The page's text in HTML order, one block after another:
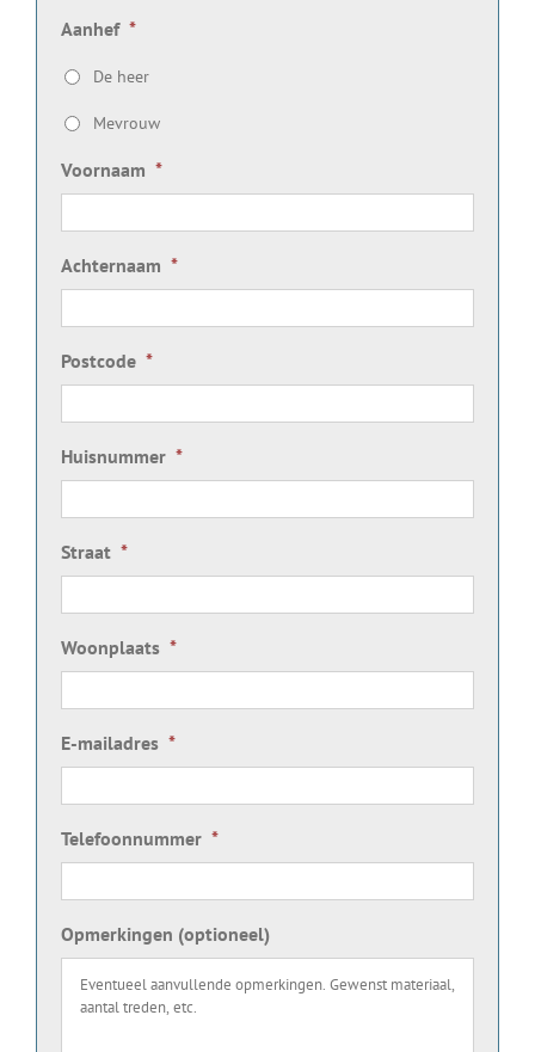
Aanhef *
De heer
Mevrouw
Voornaam *
Achternaam *
Postcode *
Huisnummer *
Straat *
Woonplaats *
E-mailadres *
Telefoonnummer *
Opmerkingen (optioneel)